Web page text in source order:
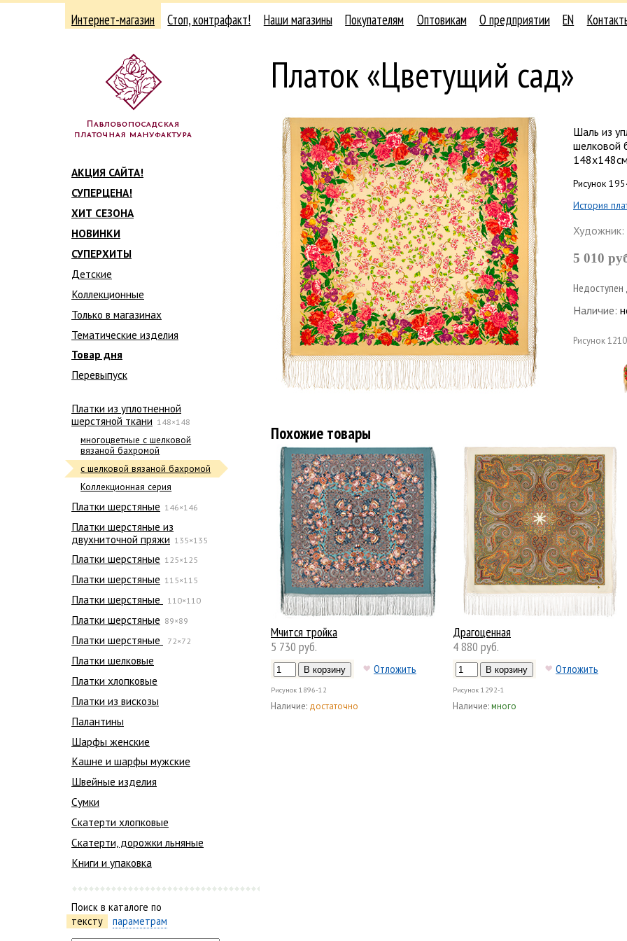
Интернет-магазин Стоп, контрафакт! Наши магазины Покупателям Оптовикам О предприятии EN
АКЦИЯ САЙТА!
СУПЕРЦЕНА!
ХИТ СЕЗОНА
НОВИНКИ
СУПЕРХИТЫ
Детские
Коллекционные
Только в магазинах
Тематические изделия
Товар дня
Перевыпуск
Платки из уплотненной
шерстяной ткани 148×148
многоцветные с шелковой
вязаной бахромой
с шелковой вязаной бахромой
Коллекционная серия
Платки шерстяные 146×146
Платки шерстяные из
двухниточной пряжи 135×135
Платки шерстяные 125×125
Платки шерстяные 115×115
Платки шерстяные 110×110
Платки шерстяные 89×89
Платки шерстяные 72×72
Платки шелковые
Платки хлопковые
Платки из вискозы
Палантины
Шарфы женские
Кашне и шарфы мужские
Швейные изделия
Сумки
Скатерти хлопковые
Скатерти, дорожки льняные
Книги и упаковка
Поиск в каталоге по
тексту
параметрам
Платок «Цветущий сад»
Шаль из
шелковой
Рисунок
История
Художник:
5 010
Недоступен
Наличие:
Рисунок
Похожие товары
Мчится тройка
5 730 руб.
Отложить
Рисунок 1896-12
Наличие: достаточно
Драгоценная
4 880 руб.
Отложить
Рисунок 1292-1
Наличие:много